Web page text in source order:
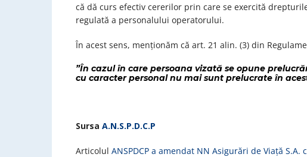
că dă curs efectiv cererilor prin care se exercită
regulată a personalului operatorului.
În acest sens, menționăm că art. 21 alin. (3) din
”În cazul în care persoana vizată se opune
cu caracter personal nu mai sunt prelucrate în
Sursa A.N.S.P.D.C.P
Articolul ANSPDCP a amendat NN Asigurări de Viață S.A.